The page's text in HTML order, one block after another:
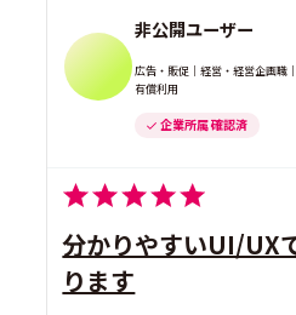
非公開ユーザー
広告・販促｜経営・経営企画職
有償利用
企業所属 確認済
分かりやすいUI/UX
ります